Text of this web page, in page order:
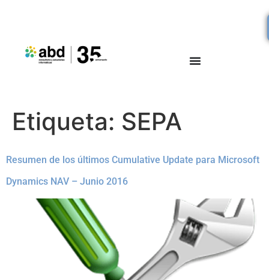
Etiqueta: SEPA
Resumen de los últimos Cumulative Update para Microsoft
Dynamics NAV – Junio 2016